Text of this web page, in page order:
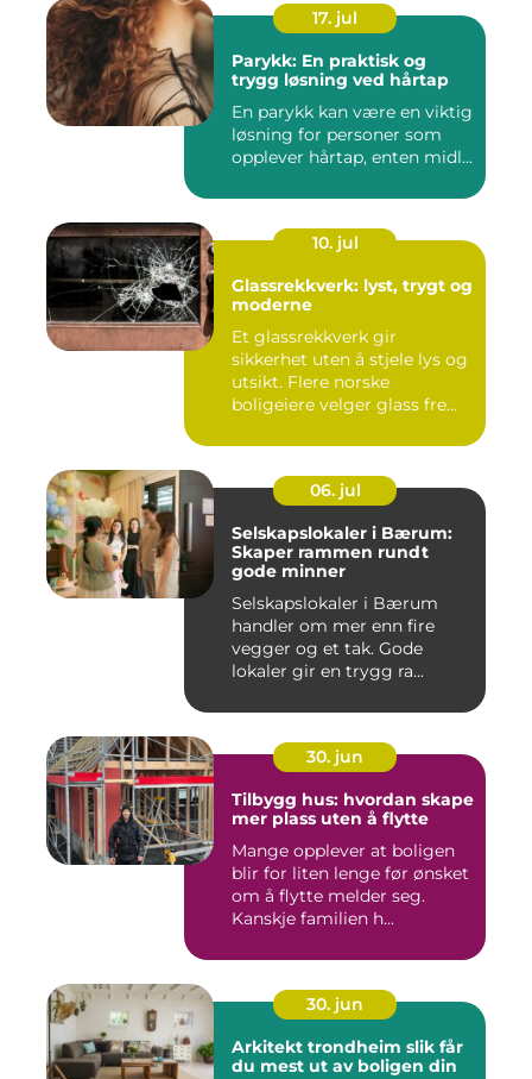
17. jul
Parykk: En praktisk og
trygg løsning ved hårtap
En parykk kan være en viktig
løsning for personer som
opplever hårtap, enten midl...
10. jul
Glassrekkverk: lyst, trygt og
moderne
Et glassrekkverk gir
sikkerhet uten å stjele lys og
utsikt. Flere norske
boligeiere velger glass fre...
06. jul
Selskapslokaler i Bærum:
Skaper rammen rundt
gode minner
Selskapslokaler i Bærum
handler om mer enn fire
vegger og et tak. Gode
lokaler gir en trygg ra...
30. jun
Tilbygg hus: hvordan skape
mer plass uten å flytte
Mange opplever at boligen
blir for liten lenge før ønsket
om å flytte melder seg.
Kanskje familien h...
30. jun
Arkitekt trondheim slik får
du mest ut av boligen din